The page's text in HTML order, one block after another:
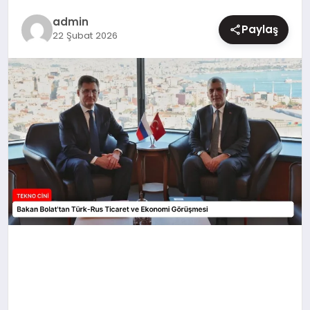
admin
22 Şubat 2026 Paylaş